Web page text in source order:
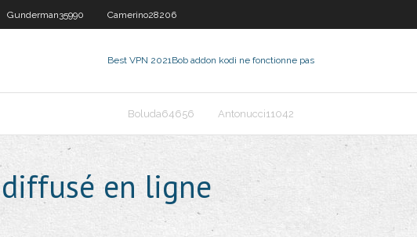
Gunderman35990 Camerino28206
Best VPN 2021Bob addon kodi ne fonctionne pas
Boluda64656 Antonucci11042
en ligne